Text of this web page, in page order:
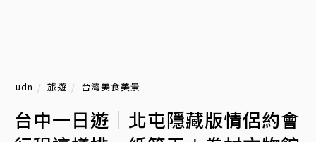
udn 旅遊 台灣美食美景
台中一日遊｜北屯隱藏版情侶約會